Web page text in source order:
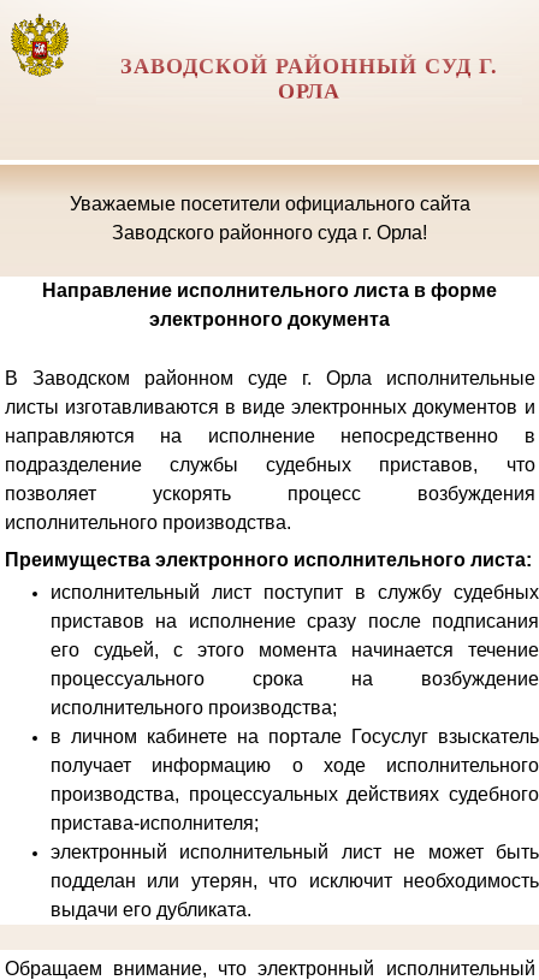
ЗАВОДСКОЙ РАЙОННЫЙ СУД Г.
ОРЛА
Уважаемые посетители официального сайта
Заводского районного суда г. Орла!
Направление исполнительного листа в форме
электронного документа
В Заводском районном суде г. Орла исполнительные
листы изготавливаются в виде электронных документов и
направляются на исполнение непосредственно в
подразделение службы судебных приставов, что
позволяет ускорять процесс возбуждения
исполнительного производства.
Преимущества электронного исполнительного листа:
исполнительный лист поступит в службу судебных
приставов на исполнение сразу после подписания
его судьей, с этого момента начинается течение
процессуального срока на возбуждение
исполнительного производства;
в личном кабинете на портале Госуслуг взыскатель
получает информацию о ходе исполнительного
производства, процессуальных действиях судебного
пристава-исполнителя;
электронный исполнительный лист не может быть
подделан или утерян, что исключит необходимость
выдачи его дубликата.
Обращаем внимание, что электронный исполнительный